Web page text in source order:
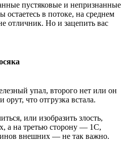
пустяковые и непризнанные
в потоке, на среднем
отличник. Но и зацепить вас
упал, второго нет или он
орут, что отгрузка встала.
или изобразить злость,
а на третью сторону — 1С,
внешних — не так важно.